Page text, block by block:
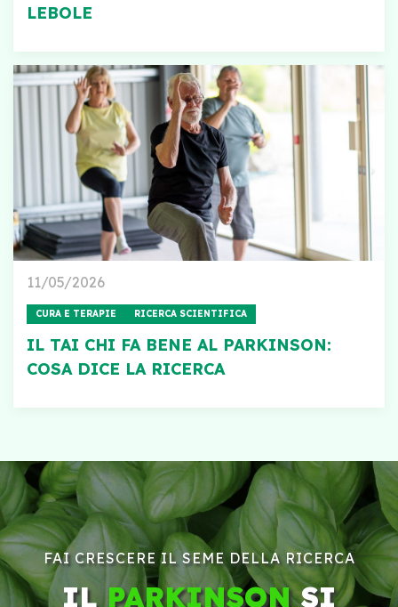
LEBOLE
11/05/2026
CURA E TERAPIE RICERCA SCIENTIFICA
IL TAI CHI FA BENE AL PARKINSON:
COSA DICE LA RICERCA
FAI CRESCERE IL SEME DELLA RICERCA
ILPARKINSONSI